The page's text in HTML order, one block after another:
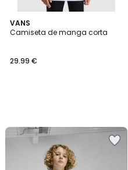
VANS
Camiseta de manga corta
29.99 €